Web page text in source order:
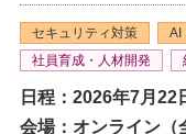
セキュリティ対策 AI
社員育成・人材開発
日程：2026年7月22
会場：オンライン（